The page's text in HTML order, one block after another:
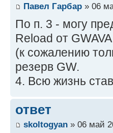
Павел Гарбар » 06
По п. 3 - могу
Reload от
(к сожалению
резерв GW.
4. Всю жизнь
ответ
skoltogyan » 06 май